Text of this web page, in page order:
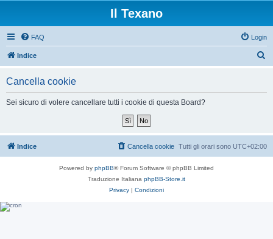
Il Texano
FAQ Login
Indice
Cancella cookie
Sei sicuro di volere cancellare tutti i cookie di questa Board?
Indice Tutti gli orari sono UTC+02:00
Cancella cookie
Powered by phpBB® Forum Software © phpBB Limited
Traduzione Italiana phpBB-Store.it
Privacy | Condizioni